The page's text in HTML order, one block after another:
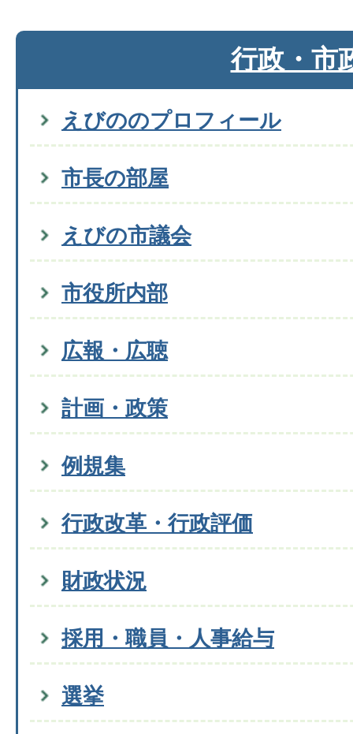
行政・市
えびののプロフィール
市長の部屋
えびの市議会
市役所内部
広報・広聴
計画・政策
例規集
行政改革・行政評価
財政状況
採用・職員・人事給与
選挙